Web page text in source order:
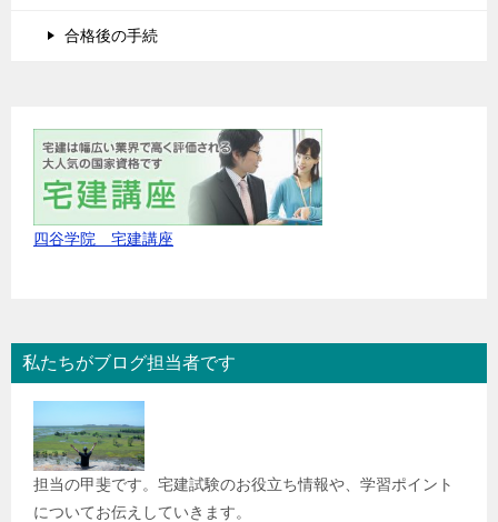
合格後の手続
四谷学院 宅建講座
私たちがブログ担当者です
担当の甲斐です。宅建試験のお役立ち情報や、学習ポイント
についてお伝えしていきます。